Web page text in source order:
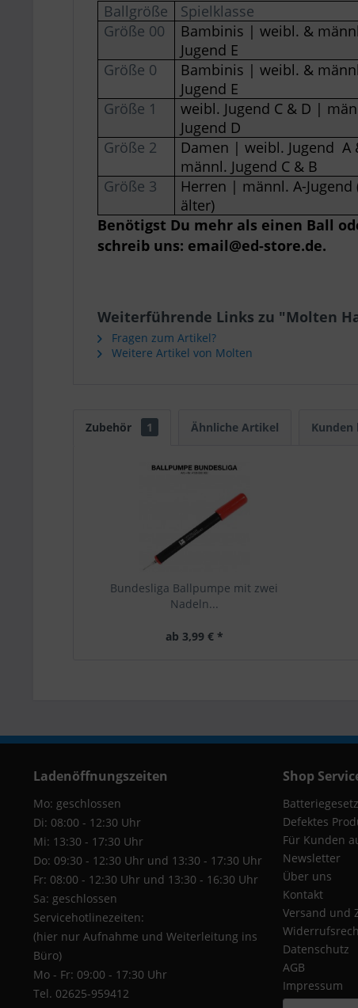
Ballgröße
Spielklasse
Größe 00
Bambinis | weibl. &
Jugend E
Größe 0
Bambinis | weibl. &
Jugend E
Größe 1
weibl. Jugend C & D |
Jugend D
Größe 2
Damen | weibl. Jugend A
männl. Jugend C & B
Größe 3
Herren | männl. A-Jugend
älter)
Benötigst Du mehr als einen Ball
schreib uns: email@ed-store.de.
Weiterführende Links zu "Molten
Fragen zum Artikel?
Weitere Artikel von Molten
Zubehör 1 Ähnliche Artikel Kunden
Bundesliga Ballpumpe mit zwei
Nadeln...
ab 3,99 € *
Ladenöffnungszeiten
Mo: geschlossen
Di: 08:00 - 12:30 Uhr
Mi: 13:30 - 17:30 Uhr
Do: 09:30 - 12:30 Uhr und 13:30 - 17:30 Uhr
Fr: 08:00 - 12:30 Uhr und 13:30 - 16:30 Uhr
Sa: geschlossen
Servicehotlinezeiten:
(hier nur Aufnahme und Weiterleitung ins
Büro)
Mo - Fr: 09:00 - 17:30 Uhr
Tel. 02625-959412
Shop
Batteriegesetz
Defektes
Für Kunden
Newsletter
Über uns
Kontakt
Versand und
Datenschutz
AGB
Impressum